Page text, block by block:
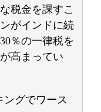
税金を課すこ
がインドに続
％の一律税を
高まってい
ングでワース